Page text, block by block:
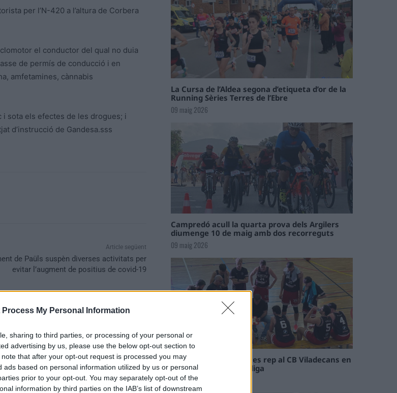
Process My Personal Information
sharing to third parties, or processing of your personal or
advertising by us, please use the below opt-out section to
that after your opt-out request is processed you may
ads based on personal information utilized by us or personal
prior to your opt-out. You may separately opt-out of the
information by third parties on the IAB’s list of downstream
per l’N-420 a l’altura de Corbera
el conductor del qual no duia
de permís de conducció i en
amfetamines, cànnabis
i sota els efectes de les drogues; i
d’instrucció de Gandesa.sss
Article següent
de Paüls suspèn diverses activitats per
evitar l’augment de positius de covid-19
La Cursa de l’Aldea segona d’etiqueta d’or de la
Running Sèries Terres de l’Ebre
09 maig 2026
Campredó acull la quarta prova dels Argilers
diumenge 10 de maig amb dos recorreguts
09 maig 2026
El Cantaires amb baixes rep al CB Viladecans en
el tram decisiu de la lliga
09 maig 2026